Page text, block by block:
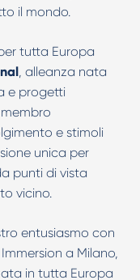
il mondo.
tutta Europa
, alleanza nata
e progetti
e stimoli
unica per
punti di vista
vicino.
entusiasmo con
a Milano,
in tutta Europa